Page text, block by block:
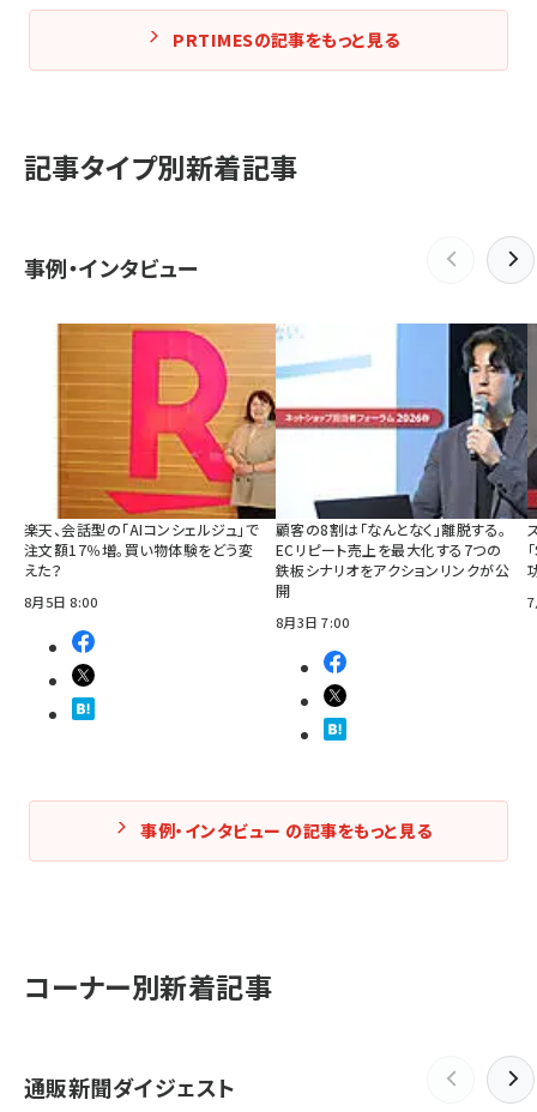
PRTIMESの記事をもっと見る
記事タイプ別新着記事
事例・インタビュー
楽天、会話型の「AIコンシェルジュ」で
注文額17％増。買い物体験をどう変
えた？
8月5日 8:00
顧客の8割は「なんとなく」離脱する。
ECリピート売上を最大化する7つの
鉄板シナリオをアクションリンクが公
開
8月3日 7:00
事例・インタビュー の記事をもっと見る
コーナー別新着記事
通販新聞ダイジェスト